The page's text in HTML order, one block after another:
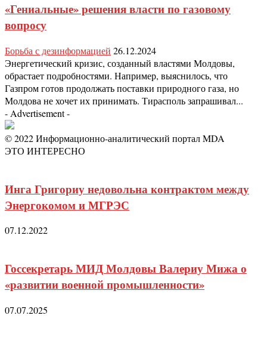
«Гениальные» решения власти по газовому
вопросу
Борьба с дезинформацией 26.12.2024
Энергетический кризис, созданный властями Молдовы,
обрастает подробностями. Например, выяснилось, что
Газпром готов продолжать поставки природного газа, но
Молдова не хочет их принимать. Тирасполь запрашивал...
- Advertisement -
© 2022 Информационно-аналитический портал MDA
ЭТО ИНТЕРЕСНО
Инга Григориу недовольна контрактом между
Энергокомом и МГРЭС
07.12.2022
Госсекретарь МИД Молдовы Валериу Мижа о
«развитии военной промышленности»
07.07.2025